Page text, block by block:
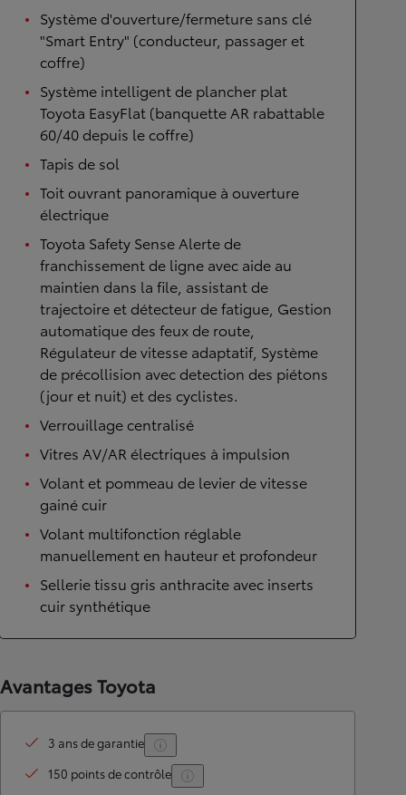
Système d'ouverture/fermeture sans clé
"Smart Entry" (conducteur, passager et
coffre)
Système intelligent de plancher plat
Toyota EasyFlat (banquette AR rabattable
60/40 depuis le coffre)
Tapis de sol
Toit ouvrant panoramique à ouverture
électrique
Toyota Safety Sense Alerte de
franchissement de ligne avec aide au
maintien dans la file, assistant de
trajectoire et détecteur de fatigue, Gestion
automatique des feux de route,
Régulateur de vitesse adaptatif, Système
de précollision avec detection des piétons
(jour et nuit) et des cyclistes.
Verrouillage centralisé
Vitres AV/AR électriques à impulsion
Volant et pommeau de levier de vitesse
gainé cuir
Volant multifonction réglable
manuellement en hauteur et profondeur
Sellerie tissu gris anthracite avec inserts
cuir synthétique
Avantages Toyota
3 ans de garantie
150 points de contrôle